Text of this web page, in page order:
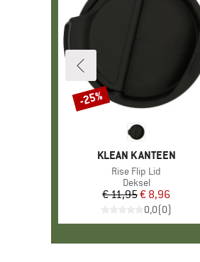
MERK
KLEAN KANTEEN
Artikel
Rise Flip Lid
Productgroep
Deksel
Prijs
€ 11,95Verlaagde prijs
€ 8,96
0,0(0)
Korting
-25%